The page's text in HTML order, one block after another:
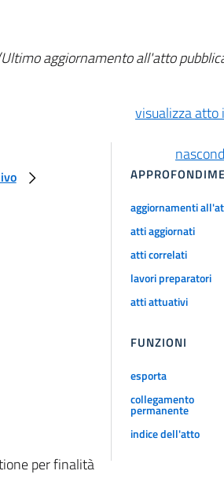
aggiornamento all'atto
visualizza atto
per finalità
aggiornamenti
atti aggiornati
atti correlati
lavori preparatori
atti attuativi
FUNZIONI
esporta
collegamento
permanente
indice dell'atto